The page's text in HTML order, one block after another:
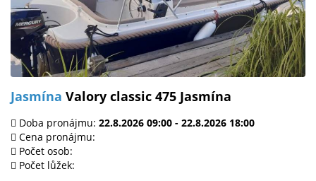
Jasmína Valory classic 475 Jasmína
Doba pronájmu: 22.8.2026 09:00 - 22.8.2026 18:00
Cena pronájmu:
Počet osob:
Počet lůžek: